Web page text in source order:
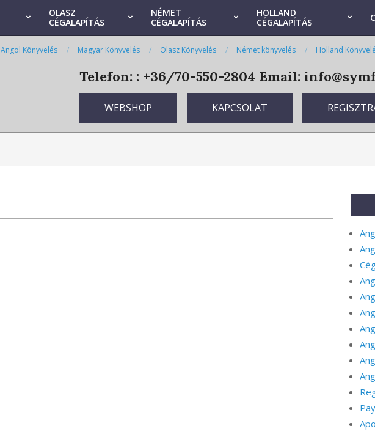
OLASZ
CÉGALAPÍTÁS
NÉMET
CÉGALAPÍTÁS
HOLLAND
CÉGALAPÍTÁS
Angol Könyvelés Magyar Könyvelés Olasz Könyvelés Német könyvelés Holland
Telefon: : +36/70-550-2804 Email:
WEBSHOP KAPCSOLAT